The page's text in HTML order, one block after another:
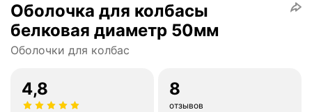
Оболочка для колбасы
белковая диаметр 50мм
Оболочки для колбас
4,8 8
отзывов